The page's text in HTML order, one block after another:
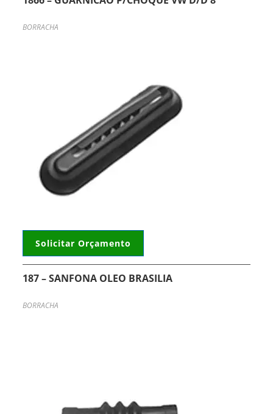
BORRACHA
Solicitar Orçamento
187 – SANFONA OLEO BRASILIA
BORRACHA